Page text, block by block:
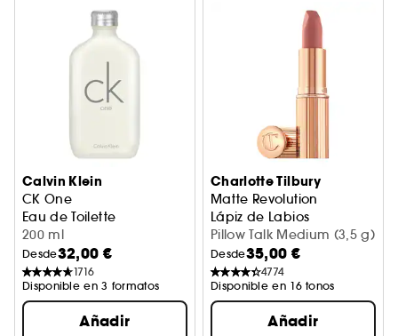
Calvin Klein
CK One
Eau de Toilette
200 ml
Desde32,00 €
1716
Disponible en 3 formatos
Añadir
Charlotte Tilbury
Matte Revolution
Lápiz de Labios
Pillow Talk Medium (3,5 g)
Desde35,00 €
4774
Disponible en 16 tonos
Añadir